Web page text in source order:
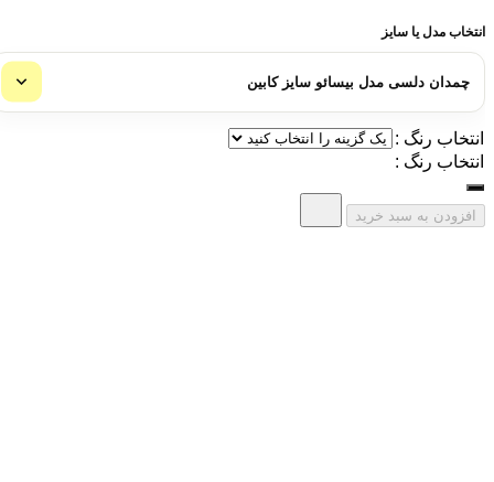
انتخاب مدل یا سایز
انتخاب رنگ :
انتخاب رنگ :
افزودن به سبد خرید